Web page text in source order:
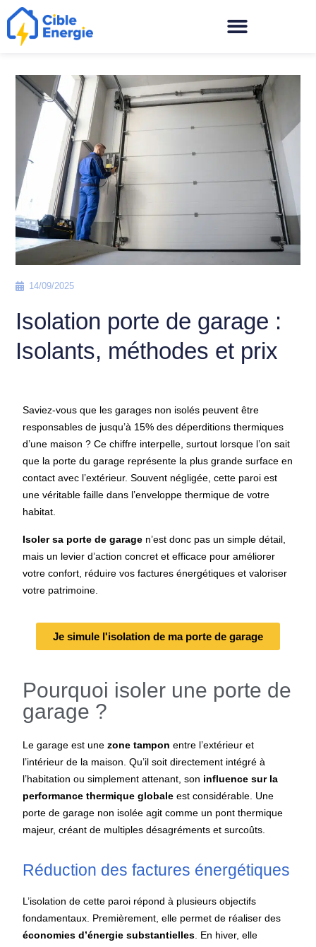
14/09/2025
Isolation porte de garage :
Isolants, méthodes et prix
Saviez-vous que les garages non isolés peuvent être
responsables de jusqu’à 15% des déperditions thermiques
d’une maison ? Ce chiffre interpelle, surtout lorsque l’on sait
que la porte du garage représente la plus grande surface en
contact avec l’extérieur. Souvent négligée, cette paroi est
une véritable faille dans l’enveloppe thermique de votre
habitat.
Isoler sa porte de garage n’est donc pas un simple détail,
mais un levier d’action concret et efficace pour améliorer
votre confort, réduire vos factures énergétiques et valoriser
votre patrimoine.
Je simule l'isolation de ma porte de garage
Pourquoi isoler une porte de
garage ?
Le garage est unezone tampon entre l’extérieur et
l’intérieur de la maison. Qu’il soit directement intégré à
l’habitation ou simplement attenant, son influence sur la
performance thermique globale est considérable. Une
porte de garage non isolée agit comme un pont thermique
majeur, créant de multiples désagréments et surcoûts.
Réduction des factures énergétiques
L’isolation de cette paroi répond à plusieurs objectifs
fondamentaux. Premièrement, elle permet de réaliser des
économies d’énergie substantielles. En hiver, elle